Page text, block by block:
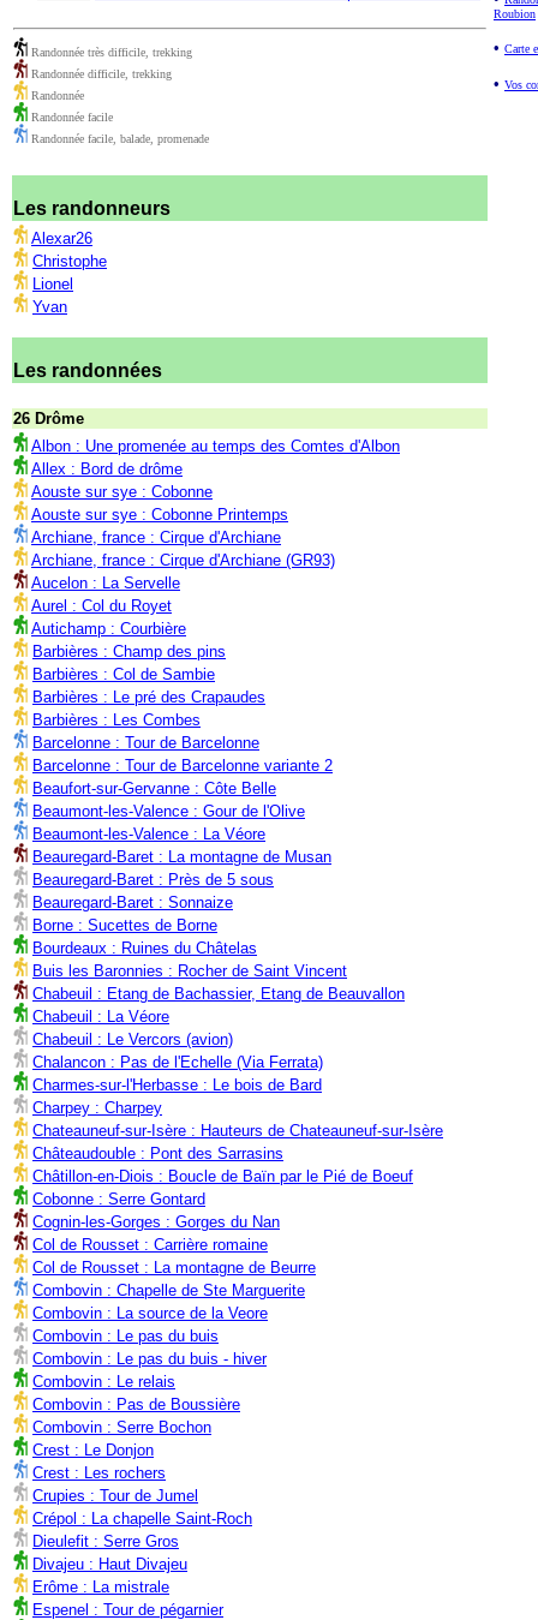
Randonnée très difficile, trekking
Randonnée difficile, trekking
Randonnée
Randonnée facile
Randonnée facile, balade, promenade
Les randonneurs
Alexar26
Christophe
Lionel
Yvan
Les randonnées
26 Drôme
Albon : Une promenée au temps des Comtes d'Albon
Allex : Bord de drôme
Aouste sur sye : Cobonne
Aouste sur sye : Cobonne Printemps
Archiane, france : Cirque d'Archiane
Archiane, france : Cirque d'Archiane (GR93)
Aucelon : La Servelle
Aurel : Col du Royet
Autichamp : Courbière
Barbières : Champ des pins
Barbières : Col de Sambie
Barbières : Le pré des Crapaudes
Barbières : Les Combes
Barcelonne : Tour de Barcelonne
Barcelonne : Tour de Barcelonne variante 2
Beaufort-sur-Gervanne : Côte Belle
Beaumont-les-Valence : Gour de l'Olive
Beaumont-les-Valence : La Véore
Beauregard-Baret : La montagne de Musan
Beauregard-Baret : Près de 5 sous
Beauregard-Baret : Sonnaize
Borne : Sucettes de Borne
Bourdeaux : Ruines du Châtelas
Buis les Baronnies : Rocher de Saint Vincent
Chabeuil : Etang de Bachassier, Etang de Beauvallon
Chabeuil : La Véore
Chabeuil : Le Vercors (avion)
Chalancon : Pas de l'Echelle (Via Ferrata)
Charmes-sur-l'Herbasse : Le bois de Bard
Charpey : Charpey
Chateauneuf-sur-Isère : Hauteurs de Chateauneuf-sur-Isère
Châteaudouble : Pont des Sarrasins
Châtillon-en-Diois : Boucle de Baïn par le Pié de Boeuf
Cobonne : Serre Gontard
Cognin-les-Gorges : Gorges du Nan
Col de Rousset : Carrière romaine
Col de Rousset : La montagne de Beurre
Combovin : Chapelle de Ste Marguerite
Combovin : La source de la Veore
Combovin : Le pas du buis
Combovin : Le pas du buis - hiver
Combovin : Le relais
Combovin : Pas de Boussière
Combovin : Serre Bochon
Crest : Le Donjon
Crest : Les rochers
Crupies : Tour de Jumel
Crépol : La chapelle Saint-Roch
Dieulefit : Serre Gros
Divajeu : Haut Divajeu
Erôme : La mistrale
Espenel : Tour de pégarnier
Roubion
• Carte
• Vos